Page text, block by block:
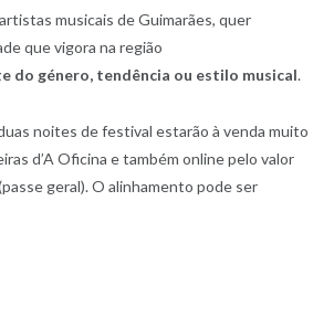
musicais de Guimarães, quer
que vigora na região
do género, tendência ou estilo musical.
noites de festival estarão à venda muito
d’A Oficina e também online pelo valor
geral). O alinhamento pode ser